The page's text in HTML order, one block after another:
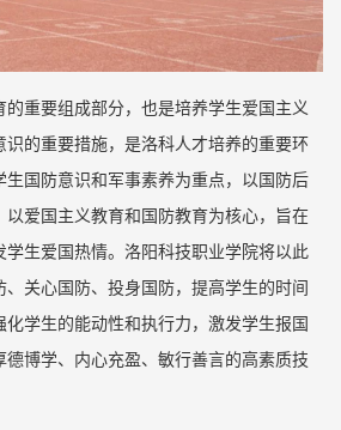
的重要组成部分，也是培养学生爱国主义
的重要措施，是洛科人才培养的重要环
生国防意识和军事素养为重点，以国防后
以爱国主义教育和国防教育为核心，旨在
学生爱国热情。洛阳科技职业学院将以此
关心国防、投身国防，提高学生的时间
学生的能动性和执行力，激发学生报国
博学、内心充盈、敏行善言的高素质技